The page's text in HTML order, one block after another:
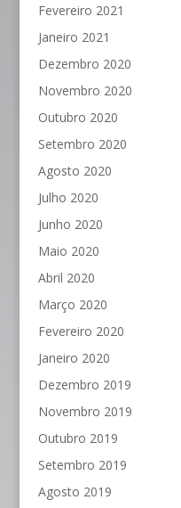
Fevereiro 2021
Janeiro 2021
Dezembro 2020
Novembro 2020
Outubro 2020
Setembro 2020
Agosto 2020
Julho 2020
Junho 2020
Maio 2020
Abril 2020
Março 2020
Fevereiro 2020
Janeiro 2020
Dezembro 2019
Novembro 2019
Outubro 2019
Setembro 2019
Agosto 2019